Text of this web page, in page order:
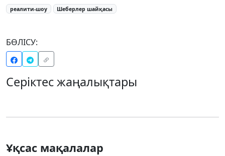
реалити-шоу Шеберлер шайқасы
БӨЛІСУ:
Серіктес жаңалықтары
Ұқсас мақалалар